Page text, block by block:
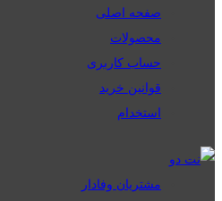
صفحه اصلی
محصولات
حساب کاربری
قوانین خرید
استخدام
مشتریان وفادار